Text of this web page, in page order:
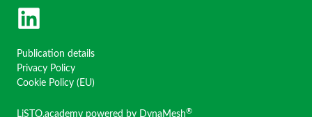
LiSTO.academy powered by DynaMesh®
Publication details
Privacy Policy
Cookie Policy (EU)